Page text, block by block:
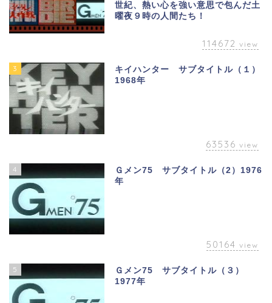
世紀、熱い心を強い意思で包んだ土
曜夜９時の人間たち！
114672 view
3
キイハンター サブタイトル（１）
1968年
63536 view
4
Ｇメン75 サブタイトル（2）1976
年
50164 view
5
Ｇメン75 サブタイトル（３）
1977年